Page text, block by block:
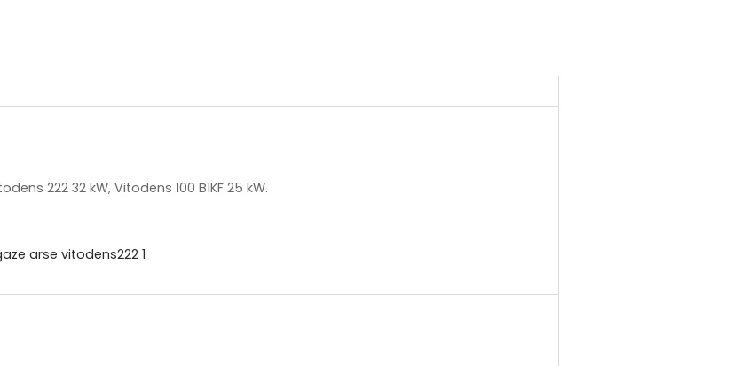
222 32 kW, Vitodens 100 B1KF 25 kW.